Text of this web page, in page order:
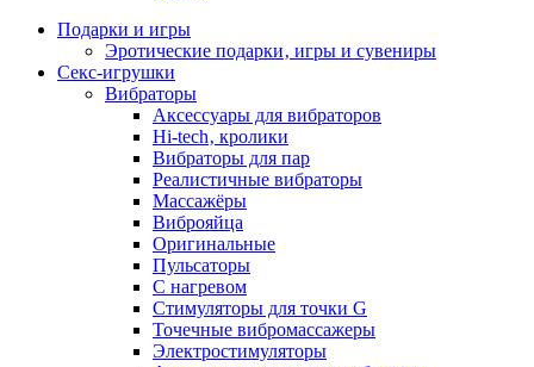
Подарки и игры
Эротические подарки‚ игры и сувениры
Секс-игрушки
Вибраторы
Аксессуары для вибраторов
Hi-tech‚ кролики
Вибраторы для пар
Реалистичные вибраторы
Массажёры
Виброяйца
Оригинальные
Пульсаторы
С нагревом
Стимуляторы для точки G
Точечные вибромассажеры
Электростимуляторы